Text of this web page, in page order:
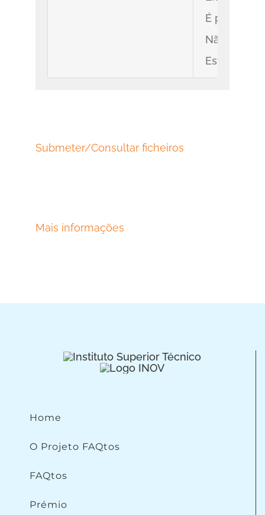
É pratica
Não seria
Este
Submeter/Consultar ficheiros
Mais informações
Home
O Projeto FAQtos
FAQtos
Prémio